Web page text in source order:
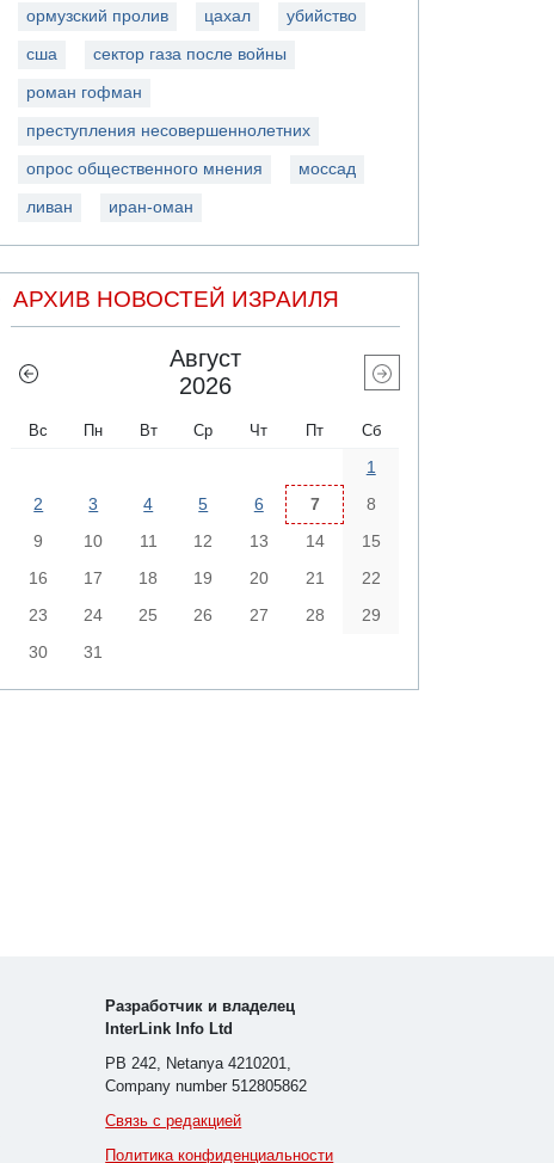
ормузский пролив цахал убийство
сша сектор газа после войны
роман гофман
преступления несовершеннолетних
опрос общественного мнения моссад
ливан иран-оман
АРХИВ НОВОСТЕЙ ИЗРАИЛЯ
Август
2026
Вс Пн Вт Ср Чт Пт Сб
1
2
3 4 5 6 7
8
9
10 11 12 13 14
15
16
17 18 19 20 21
22
23
24 25 26 27 28
29
30
31
Разработчик и владелец
InterLink Info Ltd
PB 242, Netanya 4210201,
Company number 512805862
Связь с редакцией
Политика конфиденциальности